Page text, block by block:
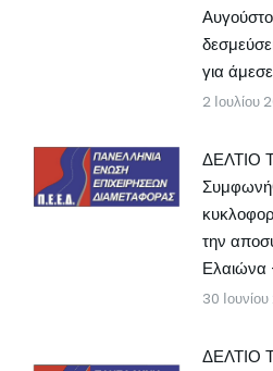
για
2 Ιουλίου
ΔΕΛΤΙΟ
την
Ελαιώνα
30
ΔΕΛΤΙΟ